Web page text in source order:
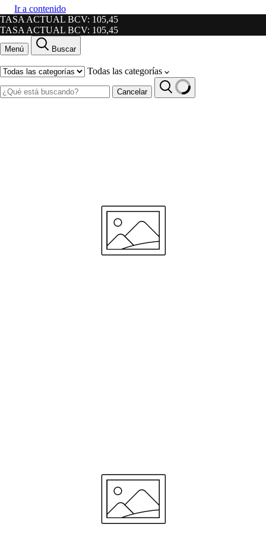
Ir a contenido
TASA ACTUAL BCV: 105,45
TASA ACTUAL BCV: 105,45
Menú Buscar
Todas las categorías
Cancelar